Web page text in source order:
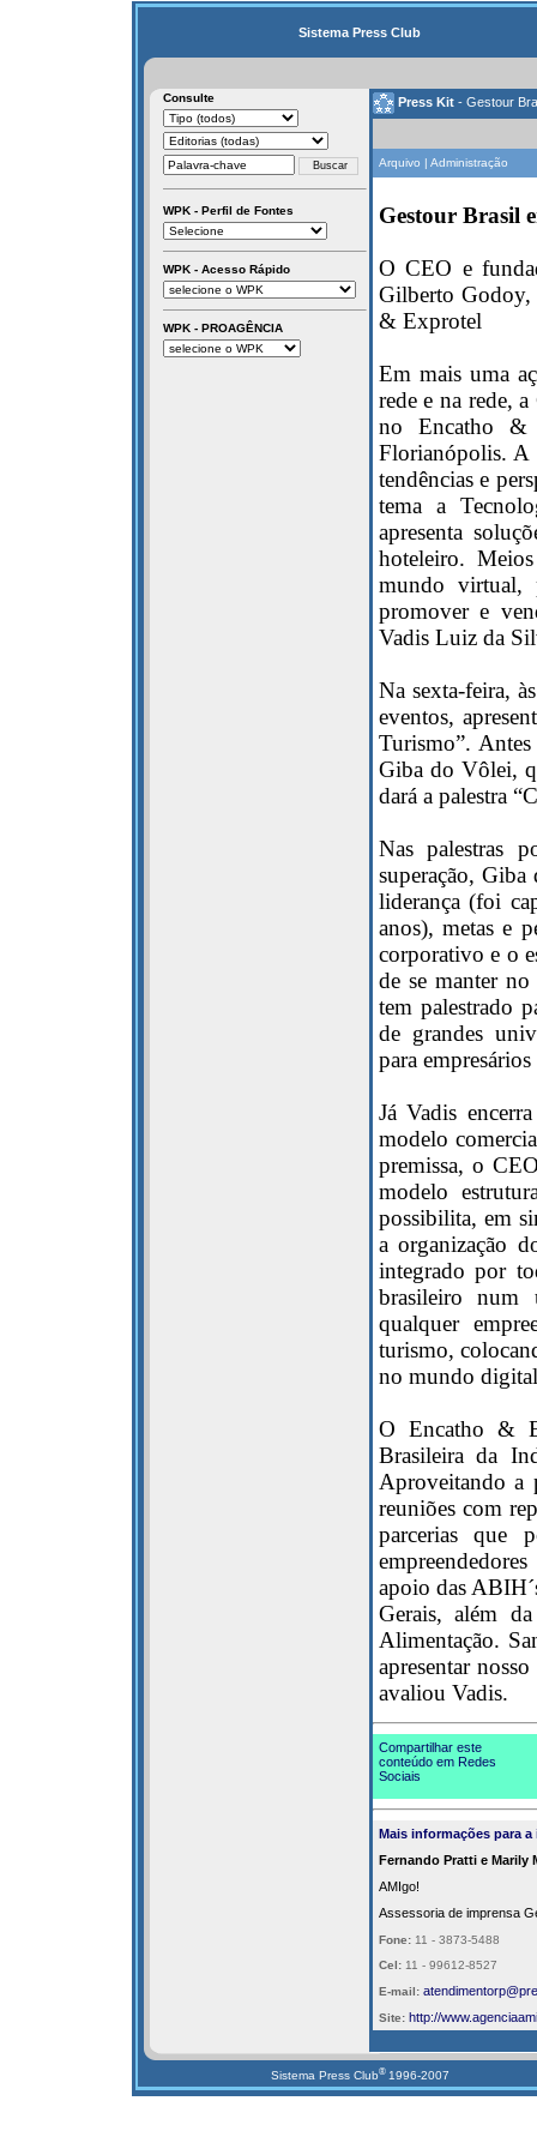
Sistema Press Club
Consulte
WPK - Perfil de Fontes
WPK - Acesso Rápido
WPK - PROAGÊNCIA
Press Kit - Gestour
Arquivo | Administração
Gestour Brasil
O CEO e
Gilberto Godoy,
& Exprotel
Em mais uma
rede e na rede,
no Encatho &
Florianópolis. A
tendências e
tema a
apresenta
hoteleiro.
mundo virtual,
promover e
Vadis Luiz da
Na sexta-feira,
eventos,
Turismo”.
Giba do Vôlei,
dará a palestra
Nas palestras
superação, Giba
liderança (foi
anos), metas e
corporativo e o
de se manter
tem palestrado
de grandes
para empresários
Já Vadis
modelo
premissa, o
modelo
possibilita, em
a organização
integrado por
brasileiro num
qualquer
turismo,
no mundo
O Encatho &
Brasileira da
Aproveitando a
reuniões com
parcerias que
apoio das
Gerais, além
Alimentação.
apresentar
avaliou Vadis.
Compartilhar este
conteúdo em Redes
Sociais
Mais informações para a
Fernando Pratti e Marily
AMIgo!
Assessoria de imprensa
Fone: 11 - 3873-5488
Cel:11 - 99612-8527
E-mail:
Site: http://
Sistema Press Club® 1996-2007